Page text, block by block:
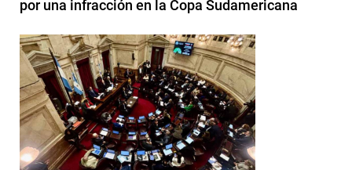
por una infracción en la Copa Sudamericana